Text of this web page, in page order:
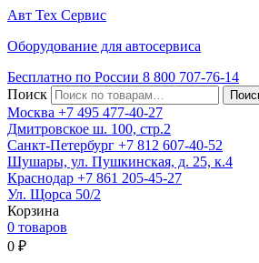
Авт Тех Сервис
Оборудование для автосервиса
Бесплатно по России 8 800 707-76-14
Поиск
Москва +7 495 477-40-27
Дмитровское ш. 100, стр.2
Санкт-Петербург +7 812 607-40-52
Шушары, ул. Пушкинская, д. 25, к.4
Краснодар +7 861 205-45-27
Ул. Щорса 50/2
Корзина
0 товаров
0 ₽